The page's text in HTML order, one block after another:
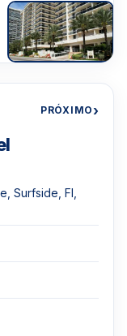
PRÓXIMO›
Surfside, Fl,